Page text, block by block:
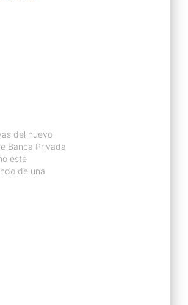
del nuevo
Banca Privada
este
de una